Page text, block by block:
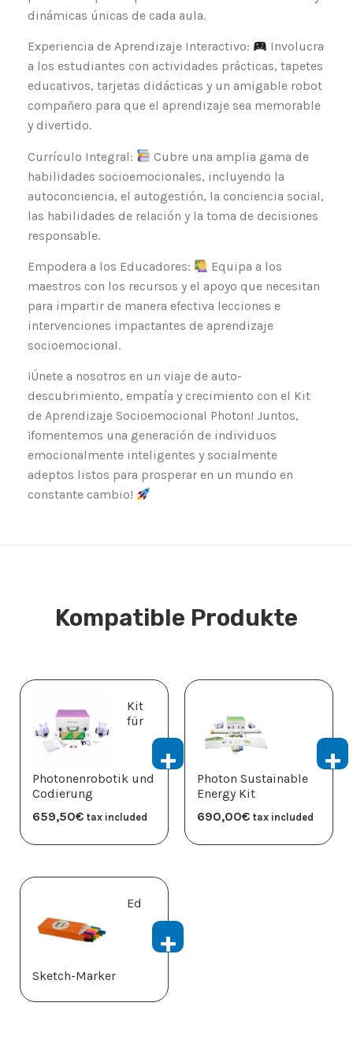
dinámicas únicas de cada aula.
Experiencia de Aprendizaje Interactivo:
Involucra
a los estudiantes con actividades prácticas, tapetes
educativos, tarjetas didácticas y un amigable robot
compañero para que el aprendizaje sea memorable
y divertido.
Currículo Integral:
Cubre una amplia gama de
habilidades socioemocionales, incluyendo la
autoconciencia, el autogestión, la conciencia social,
las habilidades de relación y la toma de decisiones
responsable.
Empodera a los Educadores:
Equipa a los
maestros con los recursos y el apoyo que necesitan
para impartir de manera efectiva lecciones e
intervenciones impactantes de aprendizaje
socioemocional.
¡Únete a nosotros en un viaje de auto-
descubrimiento, empatía y crecimiento con el Kit
de Aprendizaje Socioemocional Photon! Juntos,
¡fomentemos una generación de individuos
emocionalmente inteligentes y socialmente
adeptos listos para prosperar en un mundo en
constante cambio!
Kompatible Produkte
Kit
für
Photonenrobotik und
Codierung
659,50€ tax included
Photon Sustainable
Energy Kit
690,00€ tax included
Ed
Sketch-Marker